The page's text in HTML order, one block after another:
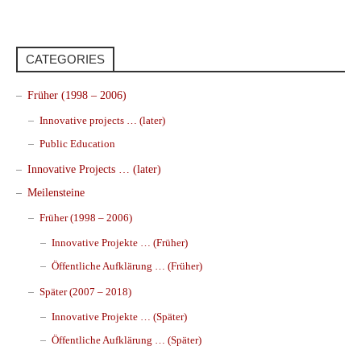
CATEGORIES
Früher (1998 – 2006)
Innovative projects … (later)
Public Education
Innovative Projects … (later)
Meilensteine
Früher (1998 – 2006)
Innovative Projekte … (Früher)
Öffentliche Aufklärung … (Früher)
Später (2007 – 2018)
Innovative Projekte … (Später)
Öffentliche Aufklärung … (Später)